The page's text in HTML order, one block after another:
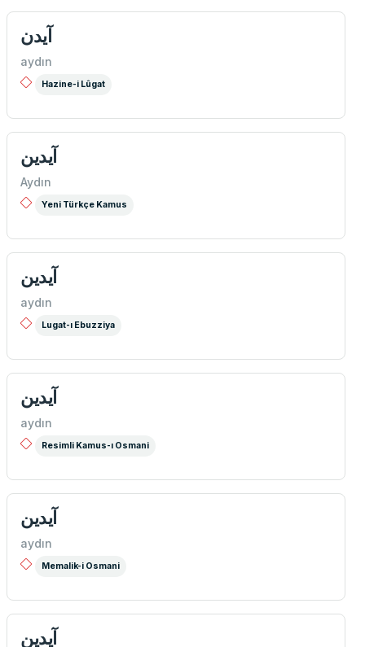
آیدن
aydın
Hazine-i Lûgat
آيدين
Aydın
Yeni Türkçe Kamus
آیدین
aydın
Lugat-ı Ebuzziya
آيدین
aydın
Resimli Kamus-ı Osmani
آیدین
aydın
Memalik-i Osmani
آیدین